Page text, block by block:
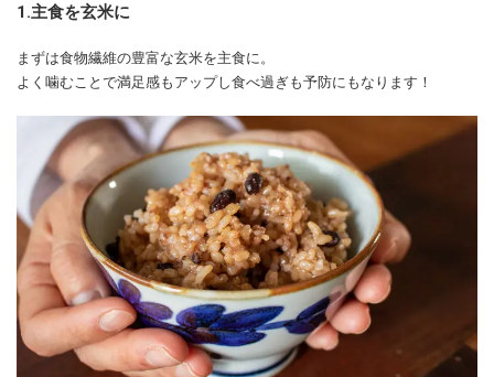
1.主食を玄米に
まずは食物繊維の豊富な玄米を主食に。
よく噛むことで満足感もアップし食べ過ぎも予防にもなります！